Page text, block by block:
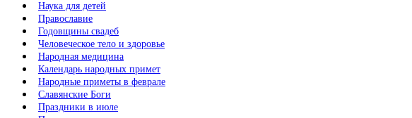
Наука для детей
Православие
Годовщины свадеб
Человеческое тело и здоровье
Народная медицина
Календарь народных примет
Народные приметы в феврале
Славянские Боги
Праздники в июле